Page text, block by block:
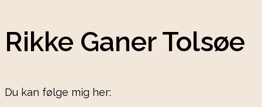
Rikke Ganer Tolsøe
Du kan følge mig her: